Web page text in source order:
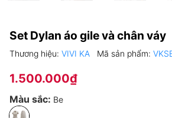
Set Dylan áo gile và chân váy
Thương hiệu: VIVI KA Mã sản phẩm:
1.500.000₫
Màu sắc: Be